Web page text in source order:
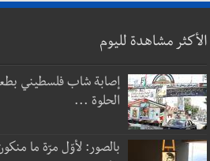
الأكثر مشاهدة لليوم
إصابة شاب فلسطيني
الحلوة ...
بالصور: لأوّل مرّة ما